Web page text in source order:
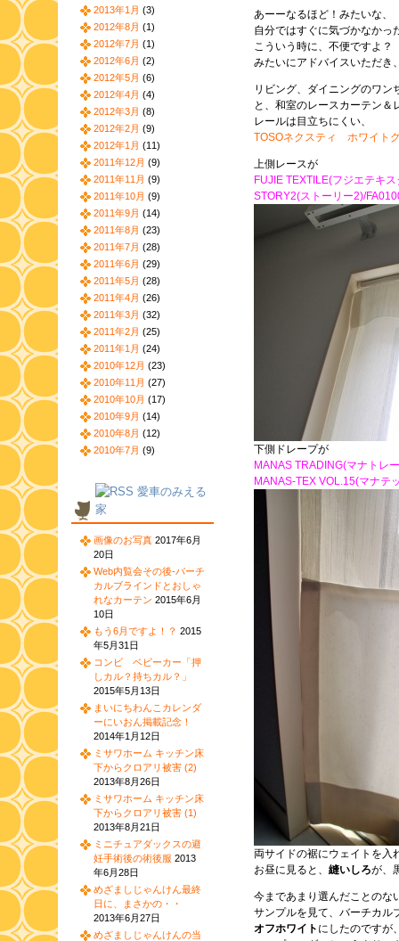
あーーなるほど！みたいな、
自分ではすぐに気づかなかっ
こういう時に、不便ですよ？
みたいにアドバイスいただき
リビング、ダイニングのワン
と、和室のレースカーテン＆
レールは目立ちにくい、
TOSOネクスティ ホワイ
上側レースが
FUJIE TEXTILE(フジエテキ
STORY2(ストーリー2)/
下側ドレープが
MANAS TRADING(マナトレ
MANAS-TEX VOL.15(マナテ
両サイドの裾にウェイトを入
お昼に見ると、 縫いしろが、
今まであまり選んだことのな
サンプルを見て、バーチカル
オフホワイト にしたのですが
2013年1月 (3)
2012年8月 (1)
2012年7月 (1)
2012年6月 (2)
2012年5月 (6)
2012年4月 (4)
2012年3月 (8)
2012年2月 (9)
2012年1月 (11)
2011年12月 (9)
2011年11月 (9)
2011年10月 (9)
2011年9月 (14)
2011年8月 (23)
2011年7月 (28)
2011年6月 (29)
2011年5月 (28)
2011年4月 (26)
2011年3月 (32)
2011年2月 (25)
2011年1月 (24)
2010年12月 (23)
2010年11月 (27)
2010年10月 (17)
2010年9月 (14)
2010年8月 (12)
2010年7月 (9)
愛車のみえる
家
画像のお写真 2017年6月
20日
Web内覧会その後-バーチ
カルブラインドとおしゃ
れなカーテン 2015年6月
10日
もう6月ですよ！？ 2015
年5月31日
コンビ ベビーカー「押
しカル？持ちカル？」
2015年5月13日
まいにちわんこカレンダ
ーにいおん掲載記念！
2014年1月12日
ミサワホーム キッチン床
下からクロアリ被害 (2)
2013年8月26日
ミサワホーム キッチン床
下からクロアリ被害 (1)
2013年8月21日
ミニチュアダックスの避
妊手術後の術後服 2013
年6月28日
めざましじゃんけん最終
日に、まさかの・・
2013年6月27日
めざましじゃんけんの当